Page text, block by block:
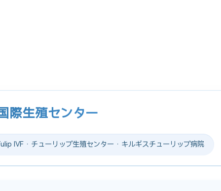
際生殖センター
IVF · チューリップ生殖センター · キルギスチューリップ病院